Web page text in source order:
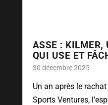
ASSE : KILMER,
QUI USE ET
30 décembre 2025
Un an après le
Sports Ventures,